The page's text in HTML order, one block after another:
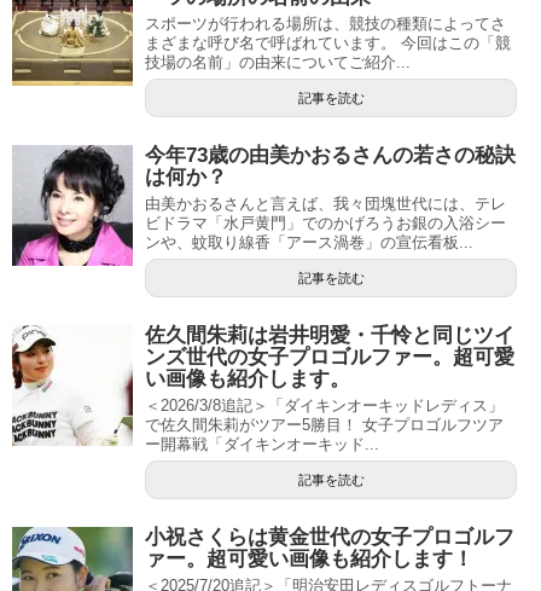
スポーツが行われる場所は、競技の種類によってさ
まざまな呼び名で呼ばれています。 今回はこの「競
技場の名前」の由来についてご紹介...
記事を読む
今年73歳の由美かおるさんの若さの秘訣
は何か？
由美かおるさんと言えば、我々団塊世代には、テレ
ビドラマ「水戸黄門」でのかげろうお銀の入浴シー
ンや、蚊取り線香「アース渦巻」の宣伝看板...
記事を読む
佐久間朱莉は岩井明愛・千怜と同じツイ
ンズ世代の女子プロゴルファー。超可愛
い画像も紹介します。
＜2026/3/8追記＞「ダイキンオーキッドレディス」
で佐久間朱莉がツアー5勝目！ 女子プロゴルフツア
ー開幕戦「ダイキンオーキッド...
記事を読む
小祝さくらは黄金世代の女子プロゴルフ
ァー。超可愛い画像も紹介します！
＜2025/7/20追記＞「明治安田レディスゴルフトーナ